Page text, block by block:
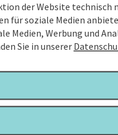
der Website
für soziale Medien
Medien, Werbung und
Sie in unserer